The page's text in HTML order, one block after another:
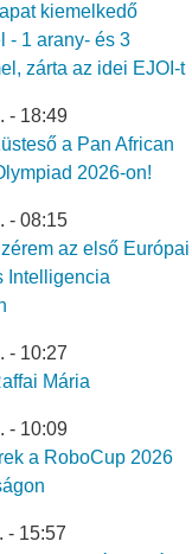
kiemelkedő
- 1 arany- és 3
zárta az idei EJOI-t
- 18:49
a Pan African
2026-on!
- 08:15
az első Európai
Intelligencia
- 10:27
Mária
- 10:09
a RoboCup 2026
- 15:57